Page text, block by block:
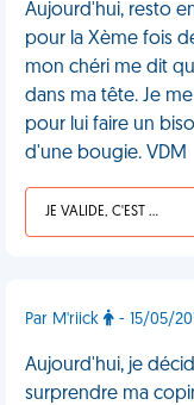
Aujourd'hui, resto
pour la Xème fois
mon chéri me dit
dans ma tête. Je
pour lui faire un
d'une bougie. VDM
JE VALIDE, C'EST UNE VDM
Par M'riick - 15/05/
Aujourd'hui, je
surprendre ma